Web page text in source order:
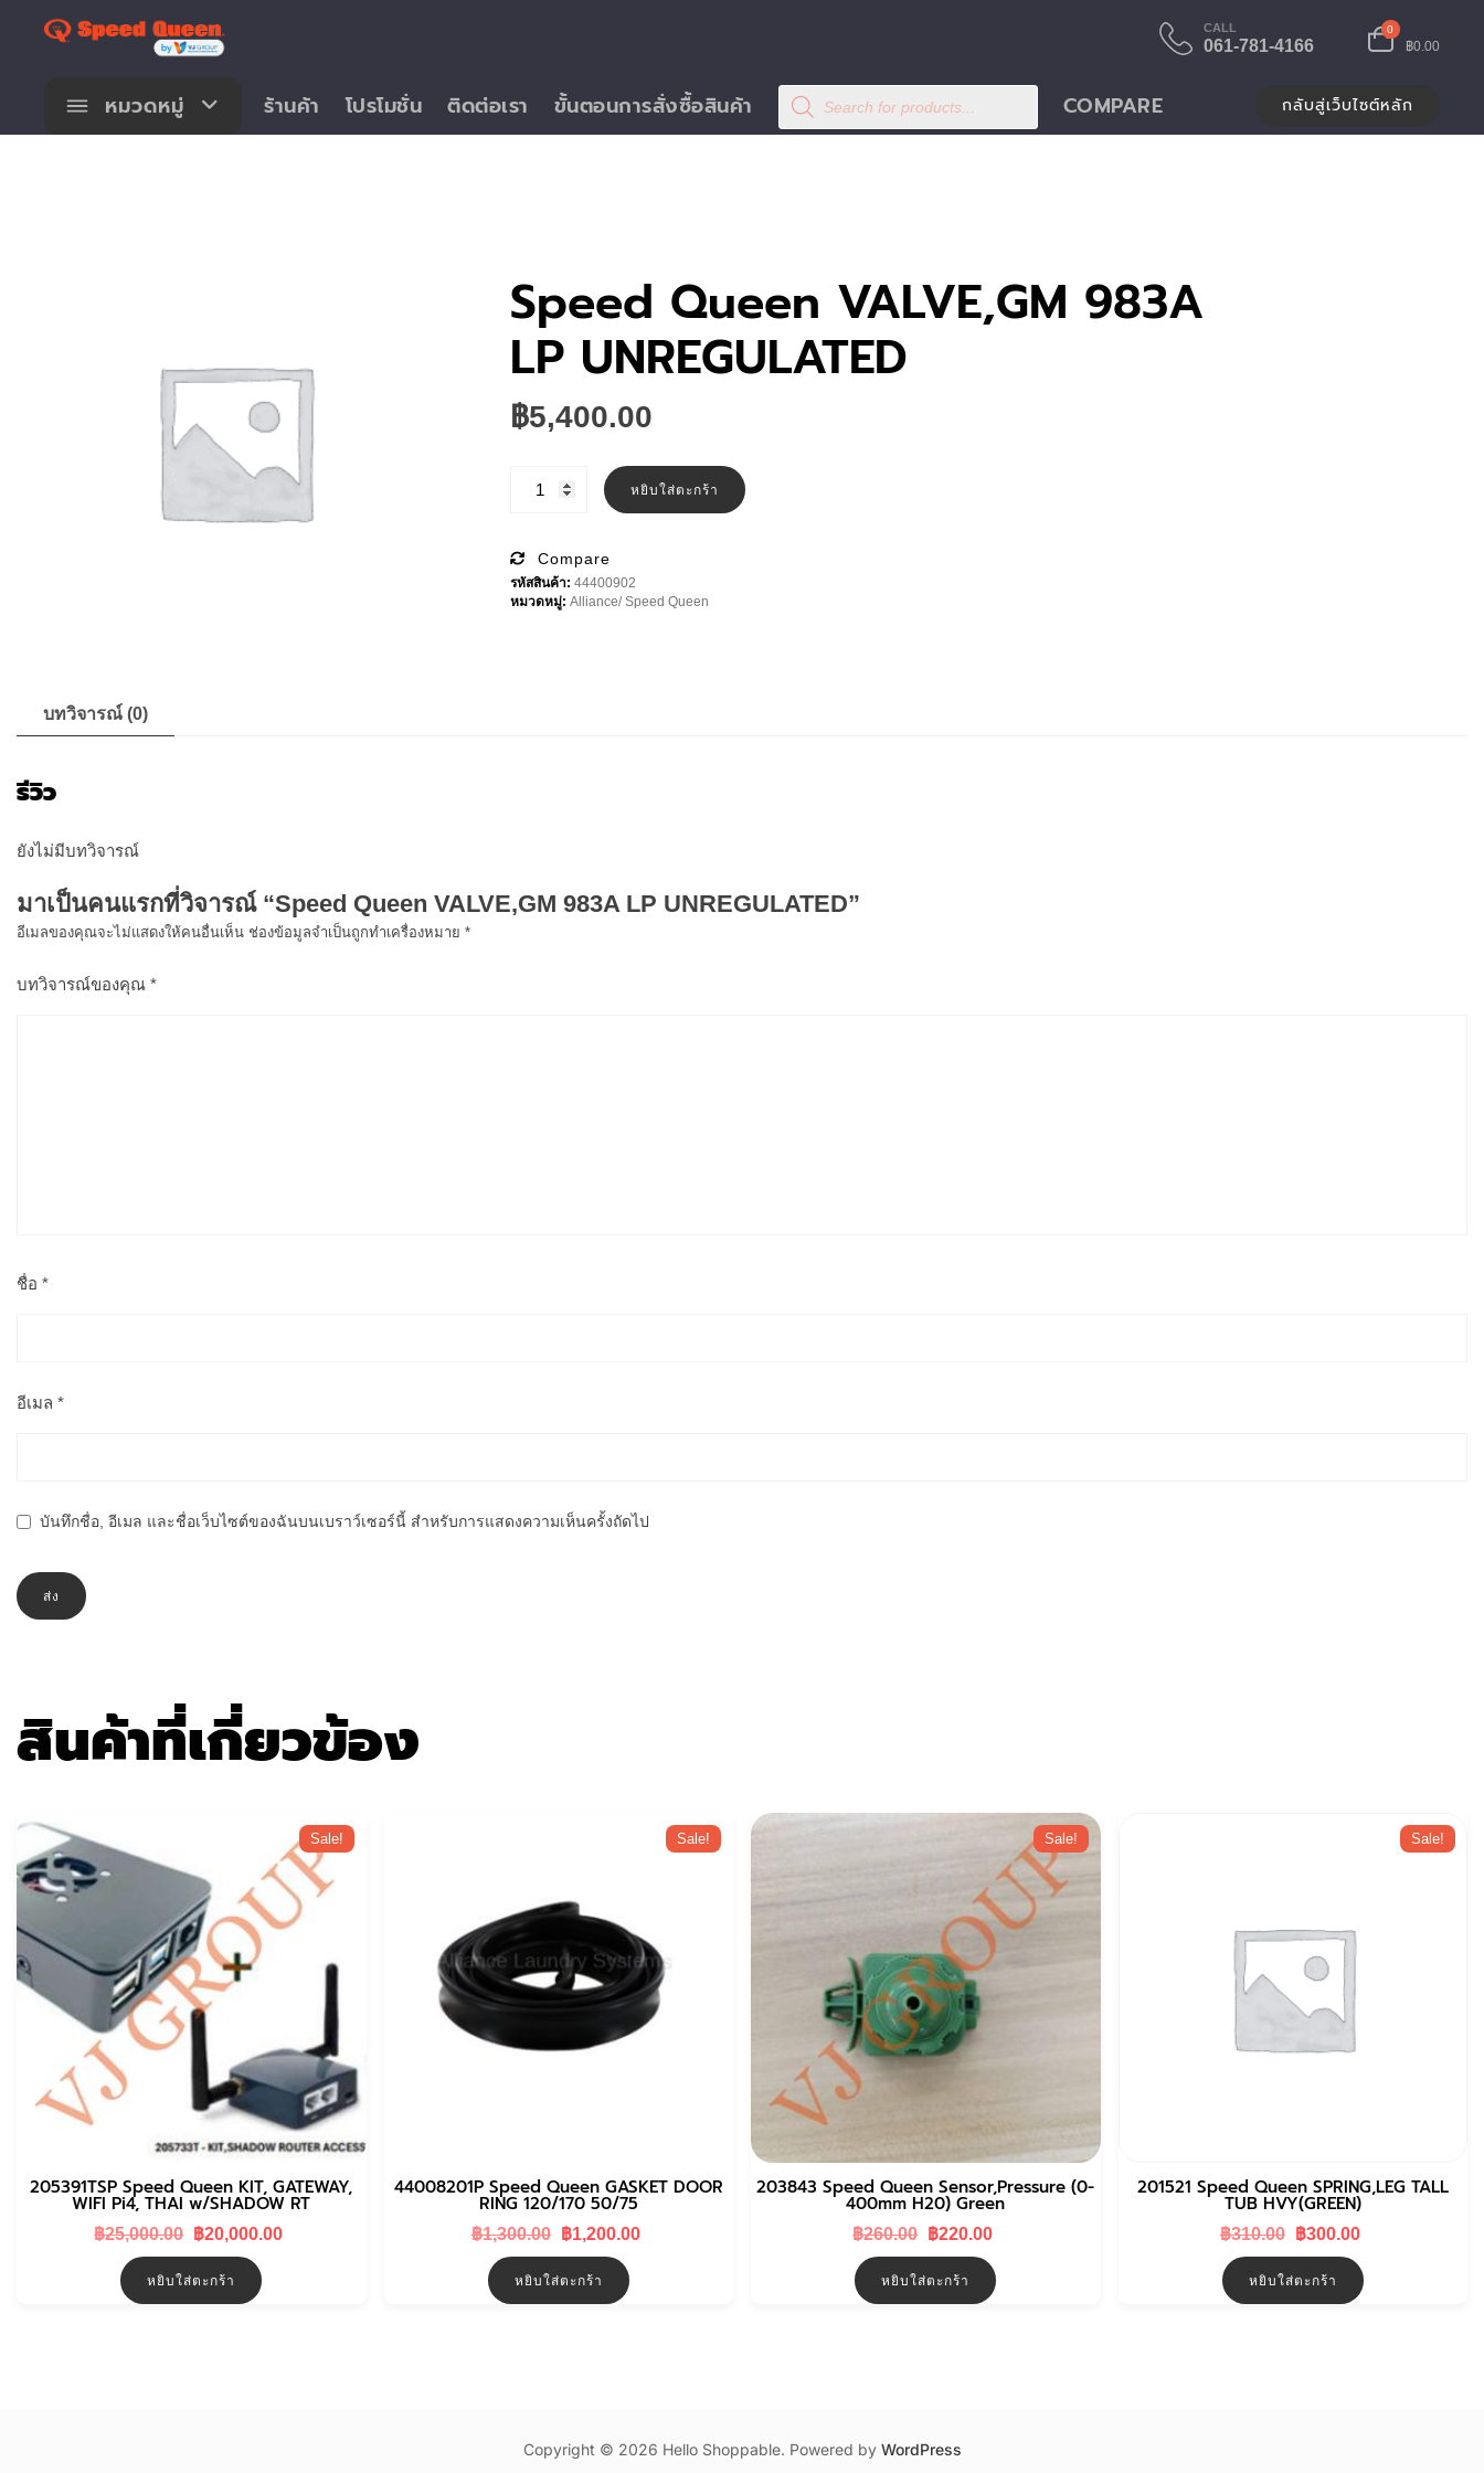
content
CALL
061-781-4166
0
฿0.00
หมวดหมู่ ร้านค้า โปรโมชั่น ติดต่อเรา ขั้นตอนการสั่งซื้อสินค้า
Products
search COMPARE กลับสู่เว็บไซต์หลัก
Speed Queen VALVE,GM 983A
LP UNREGULATED
฿5,400.00
Speed
LP
UNREGULATED
ชิ้น
หยิบใส่ตะกร้า
Compare
รหัสสินค้า: 44400902
หมวดหมู่: Alliance/ Speed Queen
บทวิจารณ์ (0)
รีวิว
ยังไม่มีบทวิจารณ์
มาเป็นคนแรกที่วิจารณ์ “Speed Queen VALVE,GM 983A LP UNREGULATED”
อีเมลของคุณจะไม่แสดงให้คนอื่นเห็น ช่องข้อมูลจำเป็นถูกทำเครื่องหมาย *
บทวิจารณ์ของคุณ *
ชื่อ *
อีเมล *
บันทึกชื่อ, อีเมล และชื่อเว็บไซต์ของฉันบนเบราว์เซอร์นี้ สำหรับการแสดงความเห็นครั้งถัดไป
สินค้าที่เกี่ยวข้อง
Sale!
205391TSP Speed Queen KIT, GATEWAY,
WIFI Pi4, THAI w/SHADOW RT
฿25,000.00 Original
฿25,000.00.
฿20,000.00
หยิบใส่ตะกร้า
Sale!
44008201P Speed Queen GASKET DOOR
RING 120/170 50/75
฿1,300.00
Original
฿1,300.00.
฿1,200.00
หยิบใส่ตะกร้า
Sale!
203843 Speed Queen Sensor,Pressure (0-
400mm H20) Green
฿260.00 Original
฿260.00.
฿220.00
หยิบใส่ตะกร้า
Sale!
201521 Speed Queen SPRING,LEG TALL
TUB HVY(GREEN)
฿310.00
Original
฿310.00.
฿300.00
หยิบใส่ตะกร้า
Copyright © 2026 Hello Shoppable. Powered by WordPress